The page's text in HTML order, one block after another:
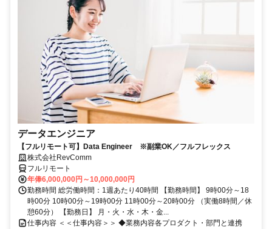
データエンジニア
【フルリモート可】Data Engineer ※副業OK／フルフレックス
株式会社RevComm
フルリモート
年俸6,000,000円～10,000,000円
勤務時間 総労働時間：1週あたり40時間 【勤務時間】 9時00分～18
時00分 10時00分～19時00分 11時00分～20時00分 （実働8時間／休
憩60分） 【勤務日】 月・火・水・木・金...
仕事内容 ＜＜仕事内容＞＞ ◆業務内容各プロダクト・部門と連携